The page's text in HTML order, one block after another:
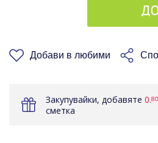
Добави в любими
Закупувайки, добавяте 0.80
сметка